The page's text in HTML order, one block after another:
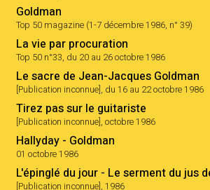
Goldman
Top 50 magazine (1-7 décembre 1986, n° 39)
La vie par procuration
Top 50 n°33, du 20 au 26 octobre 1986
Le sacre de Jean-Jacques Goldman
[Publication inconnue], du 16 au 22 octobre 1986
Tirez pas sur le guitariste
[Publication inconnue], octobre 1986
Hallyday - Goldman
01 octobre 1986
L'épinglé du jour - Le serment du jus
[Publication inconnue], 1986